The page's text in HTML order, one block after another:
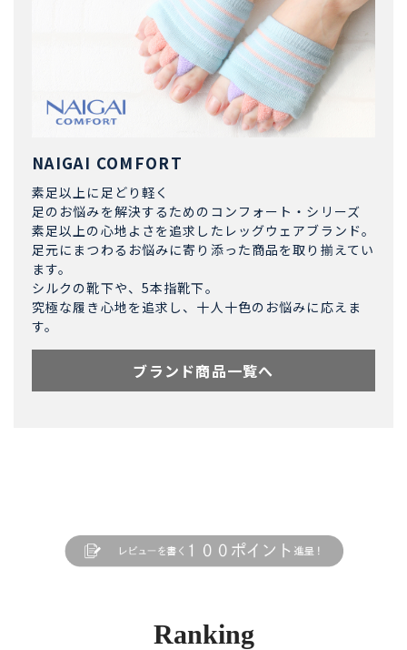
NAIGAI COMFORT
素足以上に足どり軽く
足のお悩みを解決するためのコンフォート・シリーズ
素足以上の心地よさを追求したレッグウェアブランド。
足元にまつわるお悩みに寄り添った商品を取り揃えてい
ます。
シルクの靴下や、5本指靴下。
究極な履き心地を追求し、十人十色のお悩みに応えま
す。
ブランド商品一覧へ
Ranking